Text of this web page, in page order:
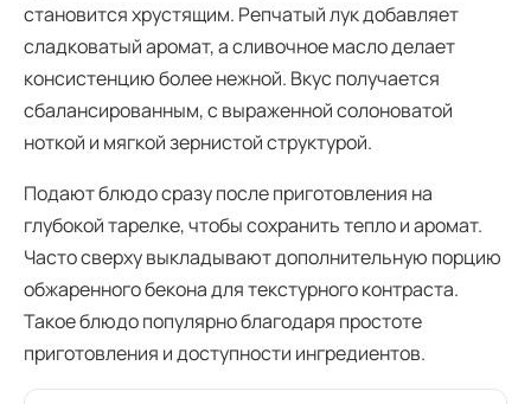
становится хрустящим. Репчатый лук добавляет
сладковатый аромат, а сливочное масло делает
консистенцию более нежной. Вкус получается
сбалансированным, с выраженной солоноватой
ноткой и мягкой зернистой структурой.
Подают блюдо сразу после приготовления на
глубокой тарелке, чтобы сохранить тепло и аромат.
Часто сверху выкладывают дополнительную порцию
обжаренного бекона для текстурного контраста.
Такое блюдо популярно благодаря простоте
приготовления и доступности ингредиентов.